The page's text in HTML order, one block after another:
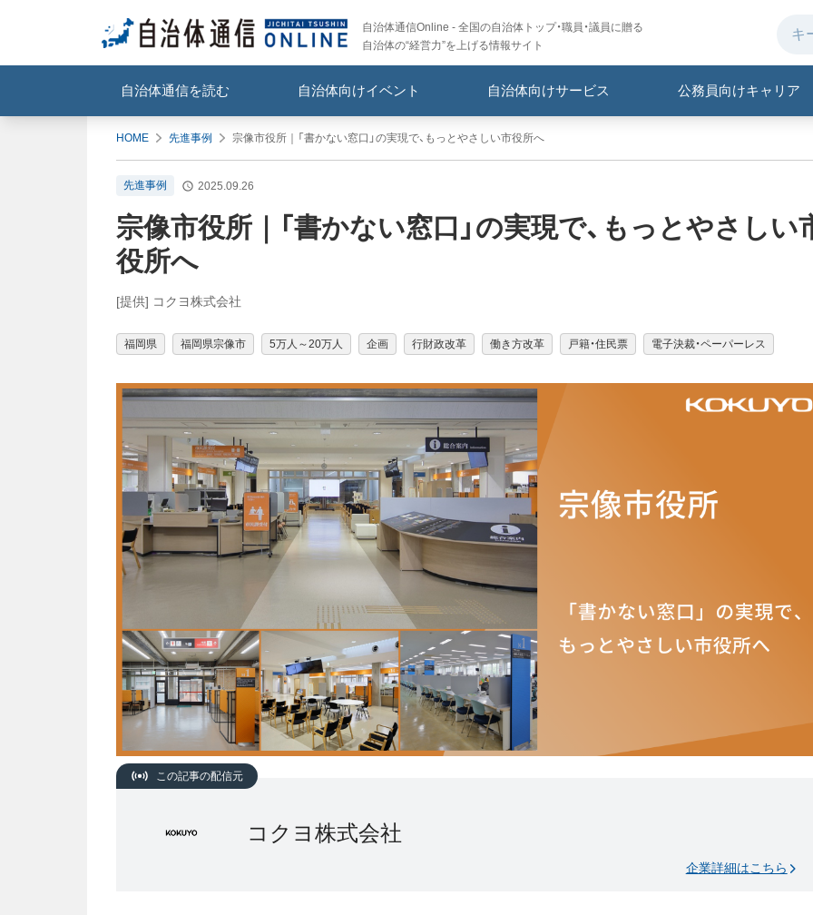
自治体通信Online - 全国の自治体トップ・職員・議員に贈る
自治体の“経営力”を上げる情報サイト
自治体通信を読む 自治体向けイベント 自治体向けサービス 公務員向けキャリア
HOME 先進事例 宗像市役所｜「書かない窓口」の実現で、もっとやさしい市役所へ
先進事例 2025.09.26
宗像市役所｜「書かない窓口」の実現で、もっとやさしい
役所へ
[提供] コクヨ株式会社
福岡県 福岡県宗像市 5万人～20万人 企画 行財政改革 働き方改革 戸籍・住民票 電子決裁・ペーパーレス
この記事の配信元
コクヨ株式会社
企業詳細はこちら